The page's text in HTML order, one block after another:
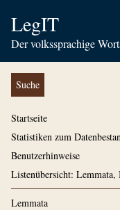
LegIT
Der volkssprachige
Suche
Startseite
Statistiken zum
Benutzerhinweise
Listenübersicht: Lemmata,
Lemmata